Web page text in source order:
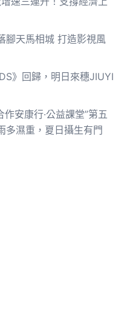
腳天馬相城 打造影視風
》回歸，明日來穗JIUYI
安康行·公益課堂”第五
濕重，夏日攝生有門